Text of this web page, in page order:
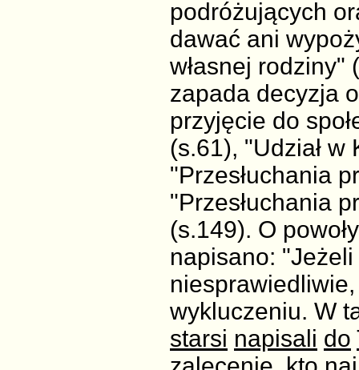
podróżujących
dawać ani
własnej rodziny"
zapada decyzja
przyjęcie do
(s.61), "Udział
"Przesłuchania
"Przesłuchania
(s.149). O
napisano:
wykluczeniu. W
starsi napisali do